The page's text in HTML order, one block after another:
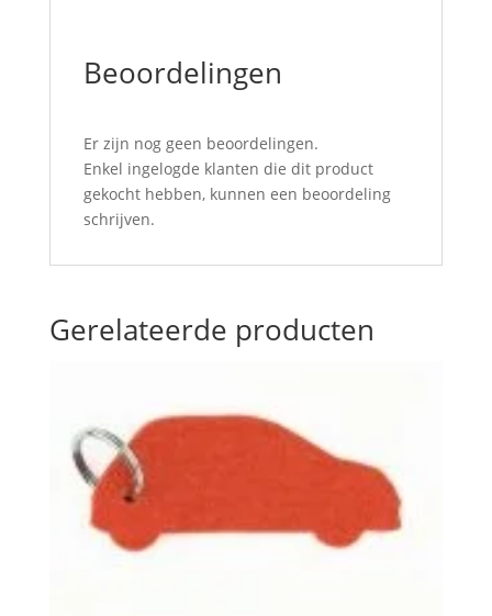
Beoordelingen
Er zijn nog geen beoordelingen.
Enkel ingelogde klanten die dit product
gekocht hebben, kunnen een beoordeling
schrijven.
Gerelateerde producten